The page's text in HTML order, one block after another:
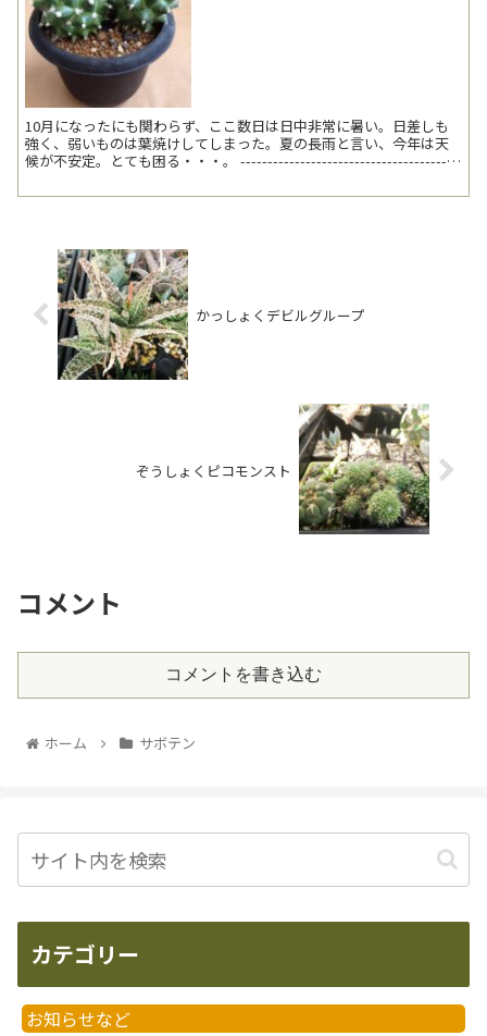
10月になったにも関わらず、ここ数日は日中非常に暑い。日差しも
強く、弱いものは葉焼けしてしまった。夏の長雨と言い、今年は天
候が不安定。とても困る・・・。 ----------------------------------------
かっしょくデビルグループ
ぞうしょくピコモンスト
コメント
コメントを書き込む
ホーム サボテン
カテゴリー
お知らせなど